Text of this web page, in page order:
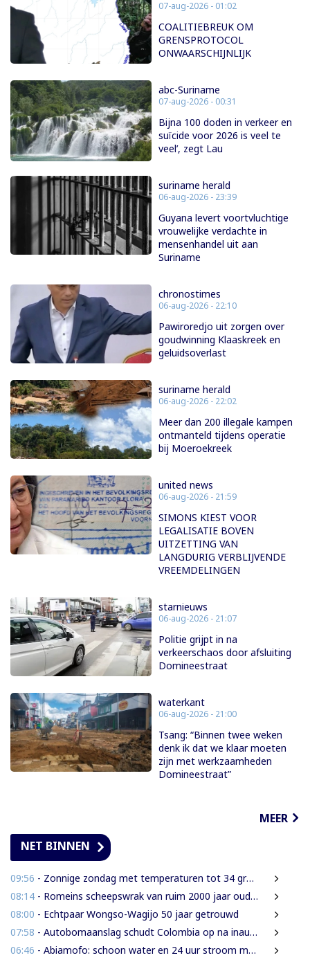
07-aug-2026 - 01:02
COALITIEBREUK OM
GRENSPROTOCOL
ONWAARSCHIJNLIJK
abc-Suriname
07-aug-2026 - 00:31
Bijna 100 doden in verkeer en
suïcide voor 2026 is veel te
veel’, zegt Lau
suriname herald
06-aug-2026 - 23:39
Guyana levert voortvluchtige
vrouwelijke verdachte in
mensenhandel uit aan
Suriname
chronostimes
06-aug-2026 - 22:10
Pawiroredjo uit zorgen over
goudwinning Klaaskreek en
geluidsoverlast
suriname herald
06-aug-2026 - 22:02
Meer dan 200 illegale kampen
ontmanteld tijdens operatie
bij Moeroekreek
united news
06-aug-2026 - 21:59
SIMONS KIEST VOOR
LEGALISATIE BOVEN
UITZETTING VAN
LANGDURIG VERBLIJVENDE
VREEMDELINGEN
starnieuws
06-aug-2026 - 21:07
Politie grijpt in na
verkeerschaos door afsluiting
Domineestraat
waterkant
06-aug-2026 - 21:00
Tsang: “Binnen twee weken
denk ik dat we klaar moeten
zijn met werkzaamheden
Domineestraat”
MEER
NET BINNEN
09:56 - Zonnige zondag met temperaturen tot 34 graden
08:14 - Romeins scheepswrak van ruim 2000 jaar oud ontdekt bij Sicilië
08:00 - Echtpaar Wongso-Wagijo 50 jaar getrouwd
07:58 - Autobomaanslag schudt Colombia op na inauguratie van hardline president
06:46 - Abiamofo: schoon water en 24 uur stroom moeten ook afgelegen dorpen bereiken